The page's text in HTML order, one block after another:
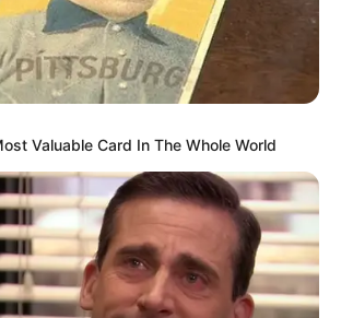
Valuable Card In The Whole World